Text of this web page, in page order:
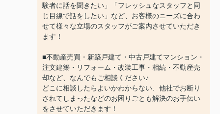
験者に話を聞きたい」「フレッシュなスタッフと同
じ目線で話をしたい」など、お客様のニーズに合わ
せて様々な立場のスタッフがご案内させていただき
ます！
■不動産売買・新築戸建て・中古戸建てマンション・
注文建築・リフォーム・改装工事・相続・不動産売
却など、なんでもご相談ください♪
どこに相談したらよいかわからない、他社でお断り
されてしまったなどのお困りごとも解決のお手伝い
をさせていただきます！